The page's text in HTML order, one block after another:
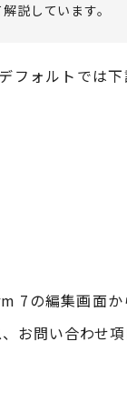
説しています。
フォルトでは
7の編集画面
お問い合わせ